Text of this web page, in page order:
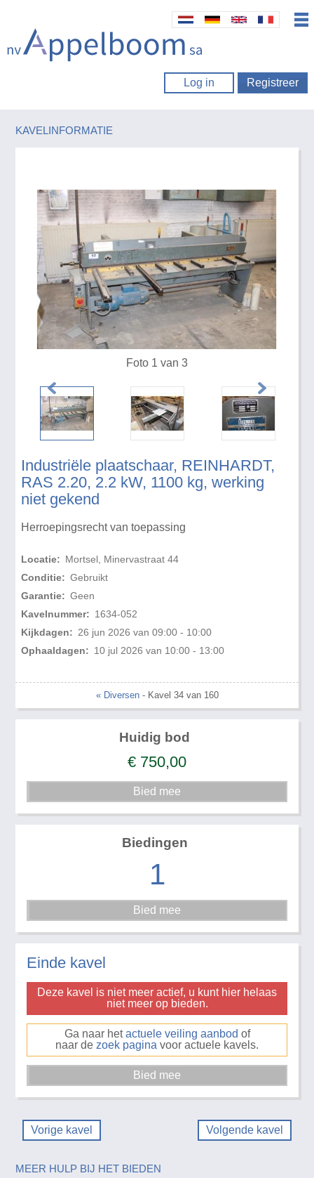
Log in Registreer
KAVELINFORMATIE
Industriële plaatschaar, REINHARDT,
RAS 2.20, 2.2 kW, 1100 kg, werking
niet gekend
Herroepingsrecht van toepassing
Locatie: Mortsel, Minervastraat 44
Conditie: Gebruikt
Garantie: Geen
Kavelnummer: 1634-052
Kijkdagen: 26 jun 2026 van 09:00 - 10:00
Ophaaldagen: 10 jul 2026 van 10:00 - 13:00
Foto 1 van 3
« Diversen- Kavel 34 van 160
Huidig bod
€ 750,00
Biedingen
1
Einde kavel
Deze kavel is niet meer actief, u kunt hier helaas
niet meer op bieden.
Ga naar hetactuele veiling aanbod of
naar de zoek pagina voor actuele kavels.
Vorige kavel Volgende kavel
MEER HULP BIJ HET BIEDEN